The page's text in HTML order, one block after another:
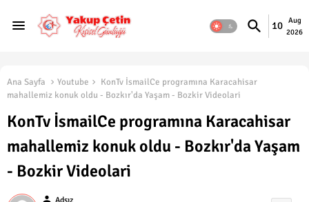
10
Aug
2026
Ana Sayfa Youtube
KonTv İsmailCe programına Karacahisar
mahallemiz konuk oldu - Bozkır'da Yaşam - Bozkir Videolari
KonTv İsmailCe programına Karacahisar
mahallemiz konuk oldu - Bozkır'da Yaşam
- Bozkir Videolari
person